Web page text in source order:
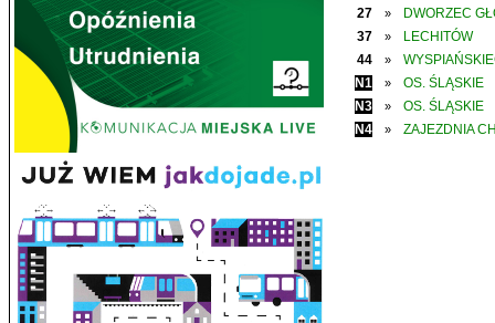
27
»
DWORZEC
37
»
LECHITÓW
44
»
N1
»
OS. ŚLĄSKIE
N3
»
OS. ŚLĄSKIE
N4
» ZAJEZDNIA